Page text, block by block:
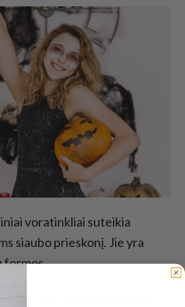
voratinkliai suteikia
siaubo prieskonį. Jie yra
formos.